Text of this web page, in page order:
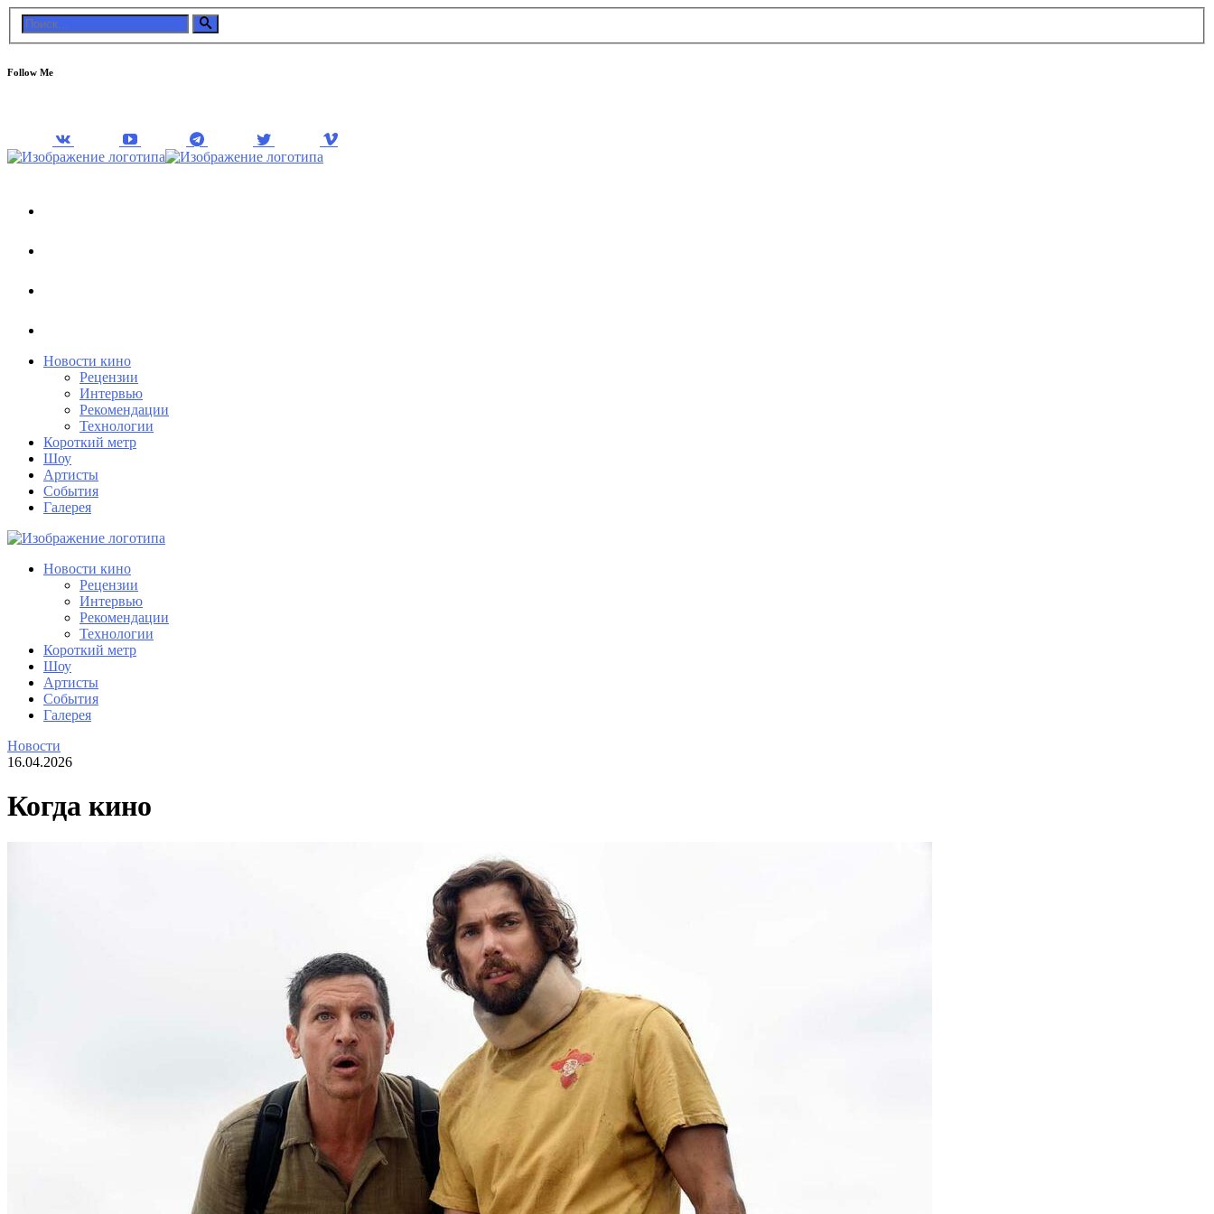
Follow Me
Новости кино
Рецензии
Интервью
Рекомендации
Технологии
Короткий метр
Шоу
Артисты
События
Галерея
Новости кино
Рецензии
Интервью
Рекомендации
Технологии
Короткий метр
Шоу
Артисты
События
Галерея
Новости
16.04.2026
Когда кино